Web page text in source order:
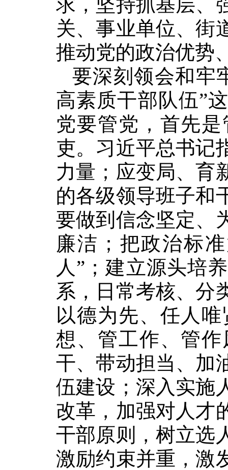
关、事业单位、街
推动党的政治优势
要深刻领会和牢
高素质干部队伍”
党要管党，首先
吏。习近平总书记
力量；应变局、育
的各级领导班子和
要做到信念坚定、
廉洁；把政治标
人”；建立源头培
系，日常考核、分
以德为先、任人
想、管工作、管
干、带动担当、加
伍建设；深入实施
改革，加强对人才
干部原则，树立选
激励约束并重，激